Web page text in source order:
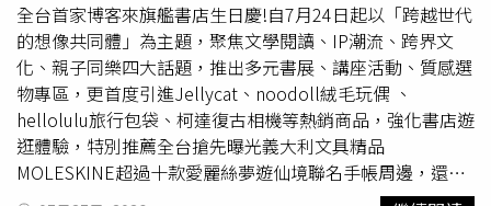
全台首家博客來旗艦書店生日慶!自7月24日起以「跨越世代
的想像共同體」為主題，聚焦文學閱讀、IP潮流、跨界文
化、親子同樂四大話題，推出多元書展、講座活動、質感選
物專區，更首度引進Jellycat、noodoll絨毛玩偶 、
hellolulu旅行包袋、柯達復古相機等熱銷商品，強化書店遊
逛體驗，特別推薦全台搶先曝光義大利文具精品
MOLESKINE超過十款愛麗絲夢遊仙境聯名手帳周邊，還有
寶可夢最新卡牌搭配體驗教學會，話題商品齊聚一堂，購物